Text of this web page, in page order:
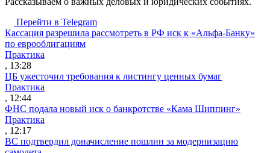
Перейти в Telegram
Кассация разрешила рассмотреть в РФ иск к «Альфа-Банку»
по еврооблигациям
Практика
, 13:28
ЦБ ужесточил требования к листингу ценных бумаг
Практика
, 12:44
ФНС подала новый иск о банкротстве «Кама Шиппинг»
Практика
, 12:17
ВС подтвердил доначисление пошлин за модернизацию